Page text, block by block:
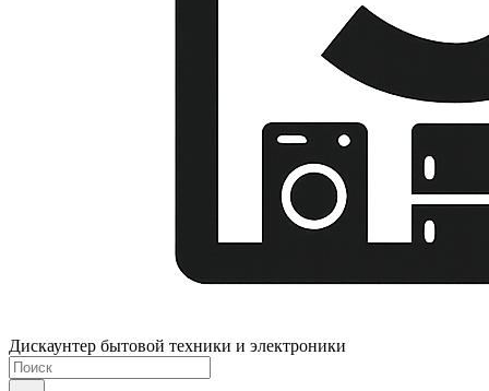
Дискаунтер бытовой техники и электроники